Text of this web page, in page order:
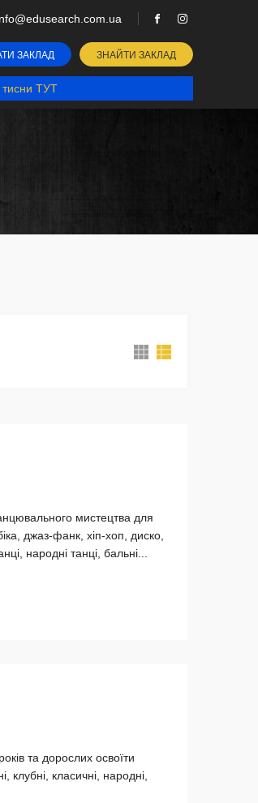
ЗАКЛАД ЗНАЙТИ ЗАКЛАД
тисни ТУТ
мистецтва для
джаз-фанк, хіп-хоп, диско,
народні танці, бальні...
та дорослих освоїти
клубні, класичні, народні,